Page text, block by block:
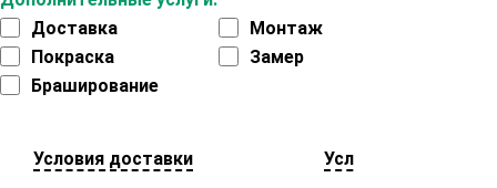
Доставка
Монтаж
Покраска
Замер
Браширование
Условия доставки Условия оплаты